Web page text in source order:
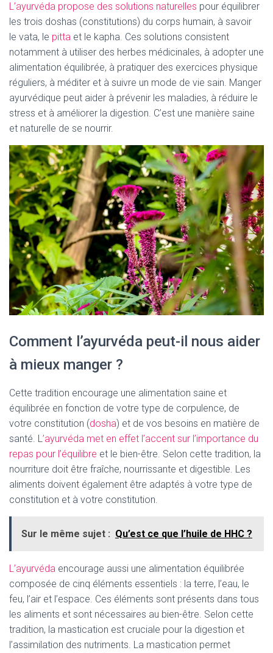
L’ayurvéda propose des solutions naturelles pour équilibrer
les trois doshas (constitutions) du corps humain, à savoir
le vata, le pitta et le kapha. Ces solutions consistent
notamment à utiliser des herbes médicinales, à adopter une
alimentation équilibrée, à pratiquer des exercices physique
réguliers, à méditer et à suivre un mode de vie sain. Manger
ayurvédique peut aider à prévenir les maladies, à réduire le
stress et à améliorer la digestion. C’est une manière saine
et naturelle de se nourrir.
Comment l’ayurvéda peut-il nous aider
à mieux manger ?
Cette tradition encourage une alimentation saine et
équilibrée en fonction de votre type de corpulence, de
votre constitution (dosha) et de vos besoins en matière de
santé. L ’ayurvéda met en effet l’accent sur l’importance du
repas pour l’équilibre et le bien-être. Selon cette tradition, la
nourriture doit être fraîche, nourrissante et digestible. Les
aliments doivent également être adaptés à votre type de
constitution et à votre constitution.
Sur le même sujet : Qu’est ce que l’huile de HHC ?
L’ayurvéda encourage aussi une alimentation équilibrée
composée de cinq éléments essentiels : la terre, l’eau, le
feu, l’air et l’espace. Ces éléments sont présents dans tous
les aliments et sont nécessaires au bien-être. Selon cette
tradition, la mastication est cruciale pour la digestion et
l’assimilation des nutriments. La mastication permet